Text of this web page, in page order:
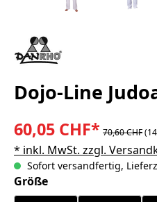
Dojo-Line
60,05 CHF* 70,60 CHF
* inkl. MwSt. zzgl.
Sofort versandfertig,
Größeauswählen